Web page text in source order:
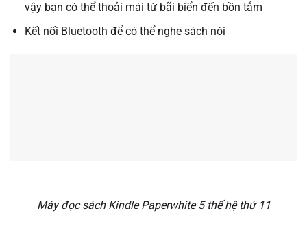
vậy bạn có thể thoải mái từ bãi biển đến bồn tắm
Kết nối Bluetooth để có thể nghe sách nói
Máy đọc sách Kindle Paperwhite 5 thế hệ thứ 11